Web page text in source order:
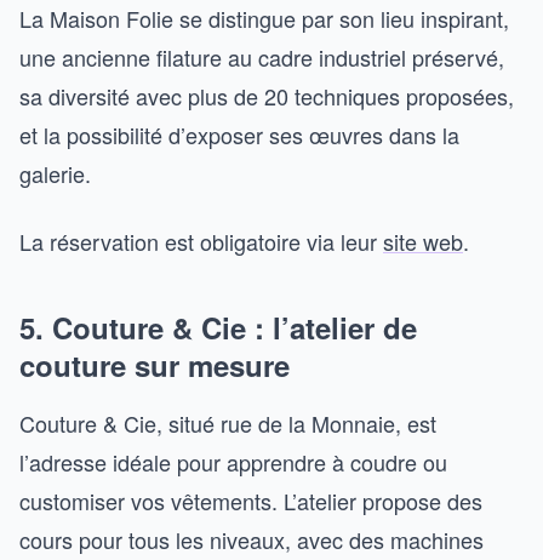
La Maison Folie se distingue par son lieu inspirant,
une ancienne filature au cadre industriel préservé,
sa diversité avec plus de 20 techniques proposées,
et la possibilité d’exposer ses œuvres dans la
galerie.
La réservation est obligatoire via leursite web.
5. Couture & Cie : l’atelier de
couture sur mesure
Couture & Cie, situé rue de la Monnaie, est
l’adresse idéale pour apprendre à coudre ou
customiser vos vêtements. L’atelier propose des
cours pour tous les niveaux, avec des machines